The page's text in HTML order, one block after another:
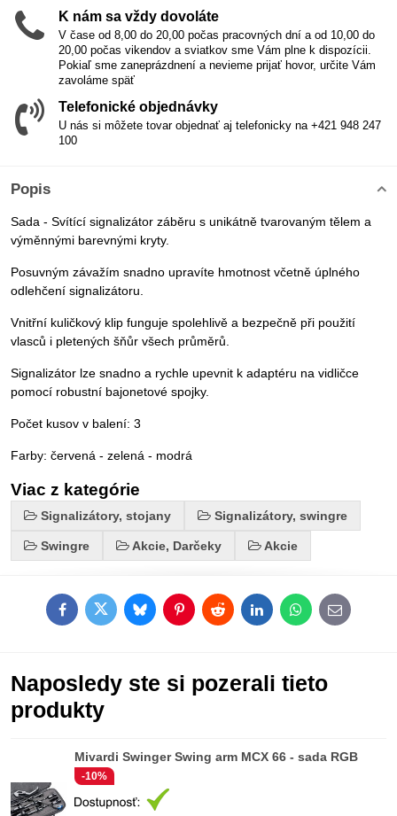
K nám sa vždy dovoláte
V čase od 8,00 do 20,00 počas pracovných dní a od 10,00 do
20,00 počas vikendov a sviatkov sme Vám plne k dispozícii.
Pokiaľ sme zaneprázdnení a nevieme prijať hovor, určite Vám
zavoláme späť
Telefonické objednávky
U nás si môžete tovar objednať aj telefonicky na +421 948 247
100
Popis
Sada - Svítící signalizátor záběru s unikátně tvarovaným tělem a
výměnnými barevnými kryty.
Posuvným závažím snadno upravíte hmotnost včetně úplného
odlehčení signalizátoru.
Vnitřní kuličkový klip funguje spolehlivě a bezpečně při použití
vlasců i pletených šňůr všech průměrů.
Signalizátor lze snadno a rychle upevnit k adaptéru na vidličce
pomocí robustní bajonetové spojky.
Počet kusov v balení: 3
Farby: červená - zelená - modrá
Viac z kategórie
Signalizátory, stojany Signalizátory, swingre
Swingre Akcie, Darčeky Akcie
FacebookTwitterBlueskyPinterestRedditLinkedInWhatsApp
E-
mail
Naposledy ste si pozerali tieto
produkty
Mivardi Swinger Swing arm MCX 66 - sada RGB
-10%